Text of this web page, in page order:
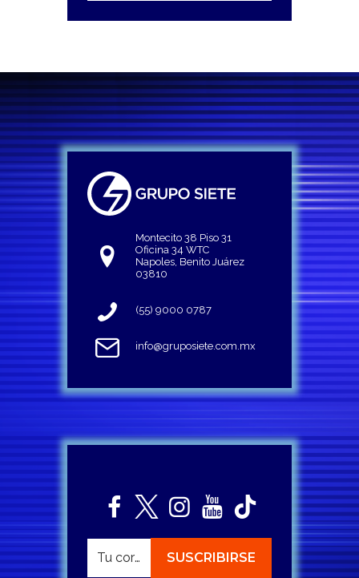
Montecito 38 Piso 31
Oficina 34 WTC
Napoles, Benito Juárez
03810
(55) 9000 0787
info@gruposiete.com.mx